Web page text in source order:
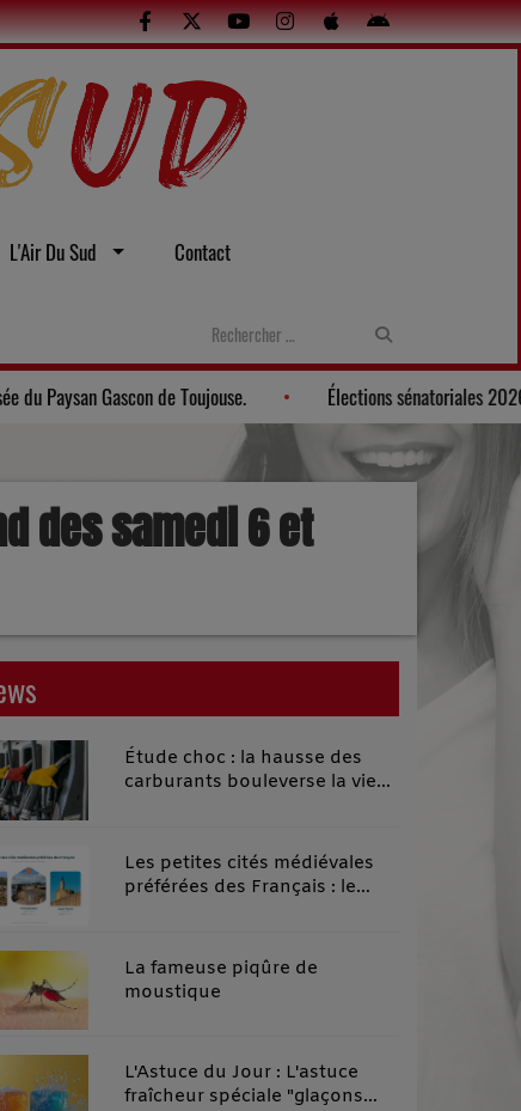
L'Air Du Sud Contact
Gers: Une soirée gasconne au Musée du Paysan Gascon de Toujouse.
des samedi 6 et
Étude choc : la hausse des
carburants bouleverse la vie
Les petites cités médiévales
préférées des Français : le
La fameuse piqûre de
moustique
L'Astuce du Jour : L'astuce
fraîcheur spéciale "glaçons